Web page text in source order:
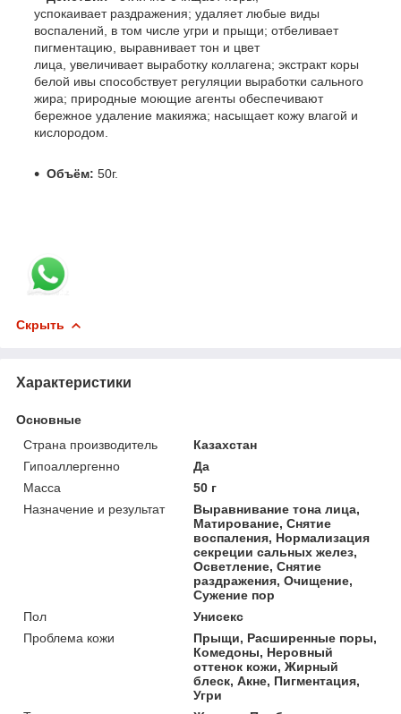
успокаивает раздражения; удаляет любые виды
воспалений, в том числе угри и прыщи; отбеливает
пигментацию, выравнивает тон и цвет
лица, увеличивает выработку коллагена; экстракт коры
белой ивы способствует регуляции выработки сального
жира; природные моющие агенты обеспечивают
бережное удаление макияжа; насыщает кожу влагой и
кислородом.
Объём: 50г.
Скрыть
Характеристики
Основные
Страна производитель
Казахстан
Гипоаллергенно
Да
Масса
50 г
Назначение и результат
Выравнивание тона лица,
Матирование, Снятие
воспаления, Нормализация
секреции сальных желез,
Осветление, Снятие
раздражения, Очищение,
Сужение пор
Пол
Унисекс
Проблема кожи
Прыщи, Расширенные поры,
Комедоны, Неровный
оттенок кожи, Жирный
блеск, Акне, Пигментация,
Угри